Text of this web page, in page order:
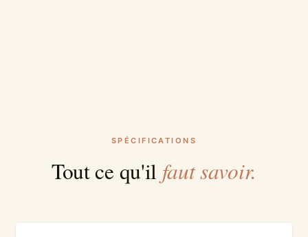
SPÉCIFICATIONS
Tout ce qu'il faut savoir.